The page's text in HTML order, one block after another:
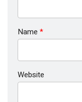
Name *
Website